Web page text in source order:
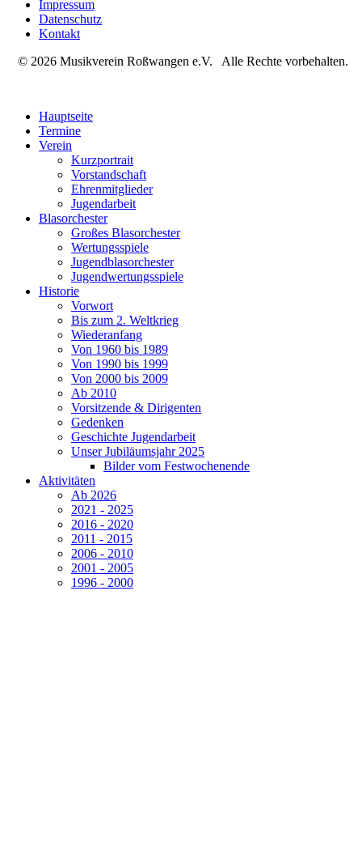
Impressum
Datenschutz
Kontakt
© 2026 Musikverein Roßwangen e.V. Alle Rechte vorbehalten.
Hauptseite
Termine
Verein
Kurzportrait
Vorstandschaft
Ehrenmitglieder
Jugendarbeit
Blasorchester
Großes Blasorchester
Wertungsspiele
Jugendblasorchester
Jugendwertungsspiele
Historie
Vorwort
Bis zum 2. Weltkrieg
Wiederanfang
Von 1960 bis 1989
Von 1990 bis 1999
Von 2000 bis 2009
Ab 2010
Vorsitzende & Dirigenten
Gedenken
Geschichte Jugendarbeit
Unser Jubiläumsjahr 2025
Bilder vom Festwochenende
Aktivitäten
Ab 2026
2021 - 2025
2016 - 2020
2011 - 2015
2006 - 2010
2001 - 2005
1996 - 2000